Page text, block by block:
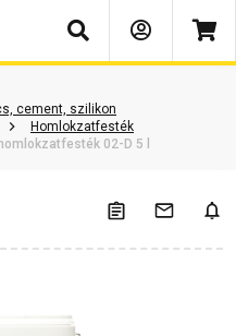
Keresés
cement, szilikon
Homlokzatfesték
02-D 5 l
Kérdések és válaszok